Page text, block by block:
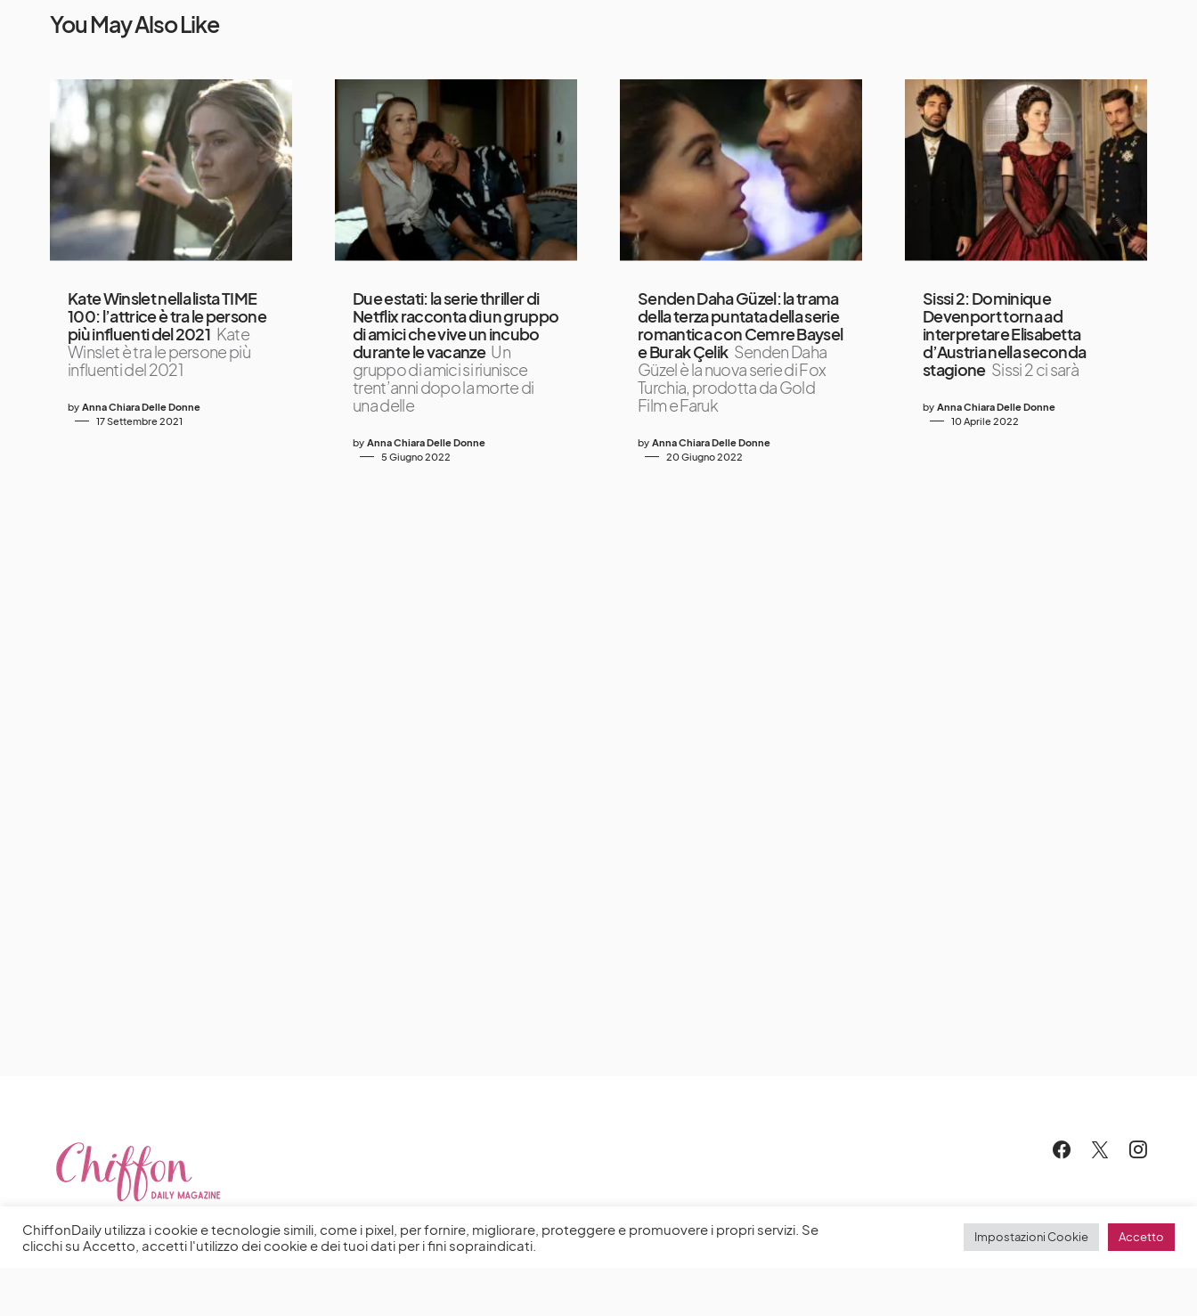
You May Also Like
Kate Winslet nella lista TIME
100: l’attrice è tra le persone
più influenti del 2021 Kate
Winslet è tra le persone più
influenti del 2021
by Anna Chiara Delle Donne
17 Settembre 2021
Due estati: la serie thriller di
Netflix racconta di un gruppo
di amici che vive un incubo
durante le vacanze Un
gruppo di amici si riunisce
trent’anni dopo la morte di
una delle
by Anna Chiara Delle Donne
5 Giugno 2022
Senden Daha Güzel: la trama
della terza puntata della serie
romantica con Cemre Baysel
e Burak Çelik Senden Daha
Güzel è la nuova serie di Fox
Turchia, prodotta da Gold
Film e Faruk
by Anna Chiara Delle Donne
20 Giugno 2022
Sissi 2: Dominique
Devenport torna ad
interpretare Elisabetta
d’Austria nella seconda
stagione Sissi 2 ci sarà
by Anna Chiara Delle Donne
10 Aprile 2022
ChiffonDaily utilizza i cookie e tecnologie simili, come i pixel, per fornire, migliorare, proteggere e promuovere i propri servizi. Se
clicchi su Accetto, accetti l'utilizzo dei cookie e dei tuoi dati per i fini sopraindicati.
Impostazioni Cookie Accetto